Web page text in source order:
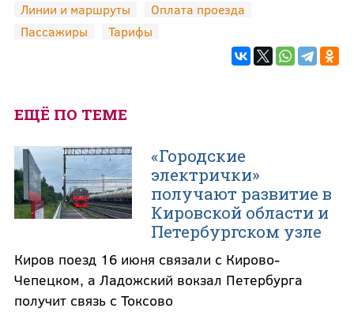
Линии и маршруты
Оплата проезда
Пассажиры
Тарифы
ЕЩЁ ПО ТЕМЕ
«Городские
электрички»
получают развитие в
Кировской области и
Петербургском узле
Киров поезд 16 июня связали с Кирово-
Чепецком, а Ладожский вокзал Петербурга
получит связь с Токсово